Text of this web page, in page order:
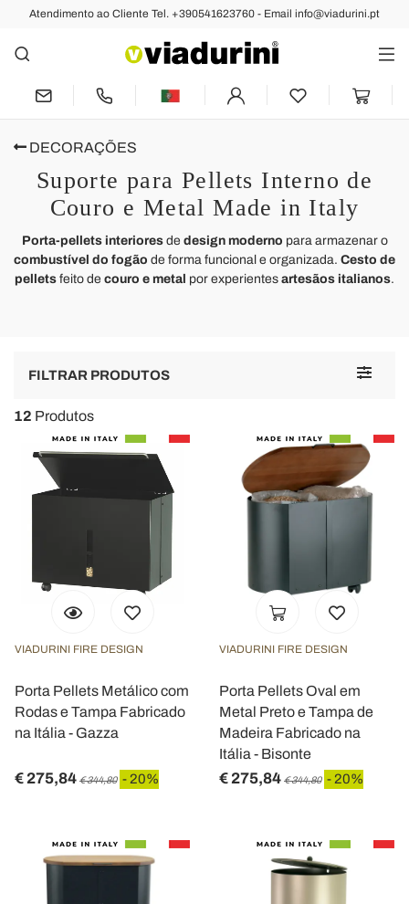
Atendimento ao Cliente Tel. +390541623760 - Email info@viadurini.pt
DECORAÇÕES
Suporte para Pellets Interno de
Couro e Metal Made in Italy
Porta-pellets interioresde design moderno para armazenar o
combustível do fogão de forma funcional e organizada. Cesto de
pellets feito de couro e metal por experientes artesãos italianos.
Toggle
FILTRAR PRODUTOS
12 Produtos
VIADURINI FIRE DESIGN
Porta Pellets Metálico com
Rodas e Tampa Fabricado
na Itália - Gazza
€ 275,84 € 344,80 - 20%
VIADURINI FIRE DESIGN
Porta Pellets Oval em
Metal Preto e Tampa de
Madeira Fabricado na
Itália - Bisonte
€ 275,84 € 344,80 - 20%